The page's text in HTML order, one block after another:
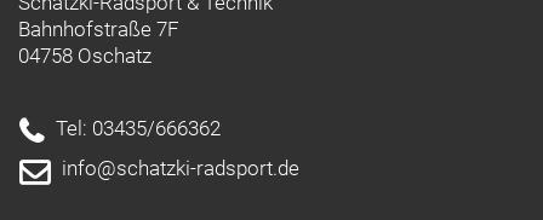
Sattelstütze: Syncros RR2.5 27.2/350mm
Gewicht: 10,4 kg
Bahnhofstraße 7F
04758 Oschatz
Tel: 03435/666362
info@schatzki-radsport.de